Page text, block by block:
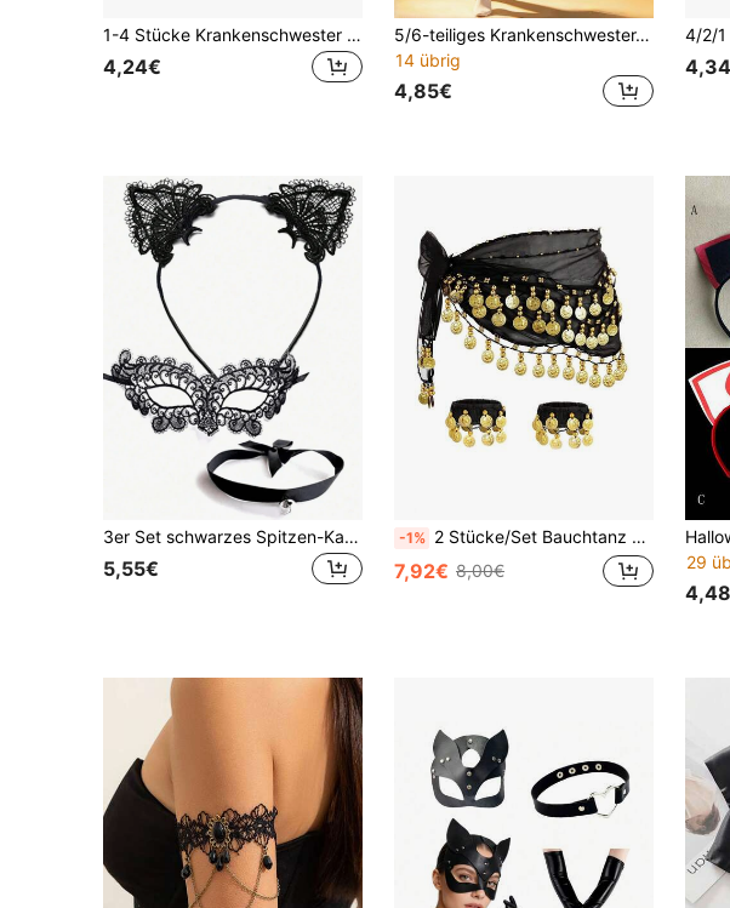
1-4 Stücke Krankenschwester Stirnband, Stethoskop, Medizin Kostüm Set, Cosplay Party Accessoires, Einzelparty Outfit, Festival Spaß Verkleidung, Make-up Requisiten - Elegantes Grundlagen Set für Damen Fantasie Mode
4,24€
5/6-teiliges Krankenschwester-Cosplay-Kostümset für Frauen, Rotes Kreuz Stirnband, simulierte Stethoskop, Spritze, Rotes Kreuz Muster Overknee-Strümpfe, Beinhalter, sexy Krankenschwester Komplettset Accessoires Requisiten für Anime Convention, Rollenspiel, Themenparty, Bar-Bühnenaufführung, Urlaubs-Fotoshooting
14 übrig
4,85€
3er Set schwarzes Spitzen-Katzenohren-Haarband, schwarze Glockenhalskette, Party-Make-up-Ball-Verkleidung, Katzen-Prinzessin-Mädchen-Cosplay, Halloween-Maske
5,55€
-1% 2 Stücke/Set Bauchtanz Taillenkette Armband Set Tanz Taillenschal Taillenabdeckung geeignet für Tanzaufführungen
7,92€ 8,00€
29